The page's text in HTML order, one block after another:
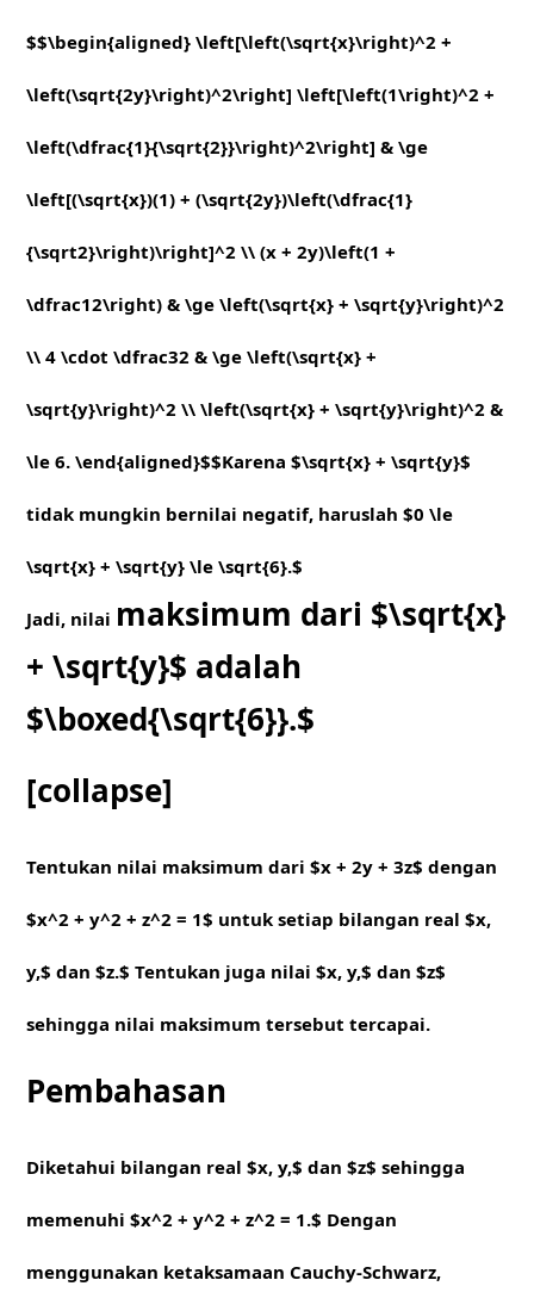
$$\begin{aligned} \left[\left(\sqrt{x}\right)^2 +
\left(\sqrt{2y}\right)^2\right] \left[\left(1\right)^2 +
\left(\dfrac{1}{\sqrt{2}}\right)^2\right] & \ge
\left[(\sqrt{x})(1) + (\sqrt{2y})\left(\dfrac{1}
{\sqrt2}\right)\right]^2 \\ (x + 2y)\left(1 +
\dfrac12\right) & \ge \left(\sqrt{x} + \sqrt{y}\right)^2
\\ 4 \cdot \dfrac32 & \ge \left(\sqrt{x} +
\sqrt{y}\right)^2 \\ \left(\sqrt{x} + \sqrt{y}\right)^2 &
\le 6. \end{aligned}$$Karena $\sqrt{x} + \sqrt{y}$
tidak mungkin bernilai negatif, haruslah $0 \le
\sqrt{x} + \sqrt{y} \le \sqrt{6}.$
Jadi, nilai maksimum dari $\sqrt{x}
+ \sqrt{y}$ adalah
$\boxed{\sqrt{6}}.$
[collapse]
Tentukan nilai maksimum dari $x + 2y + 3z$ dengan
$x^2 + y^2 + z^2 = 1$ untuk setiap bilangan real $x,
y,$ dan $z.$ Tentukan juga nilai $x, y,$ dan $z$
sehingga nilai maksimum tersebut tercapai.
Pembahasan
Diketahui bilangan real $x, y,$ dan $z$ sehingga
memenuhi $x^2 + y^2 + z^2 = 1.$ Dengan
menggunakan ketaksamaan Cauchy-Schwarz,